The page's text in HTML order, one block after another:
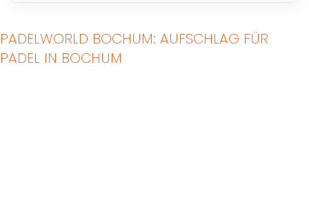
PADELWORLD BOCHUM: AUFSCHLAG FÜR
PADEL IN BOCHUM